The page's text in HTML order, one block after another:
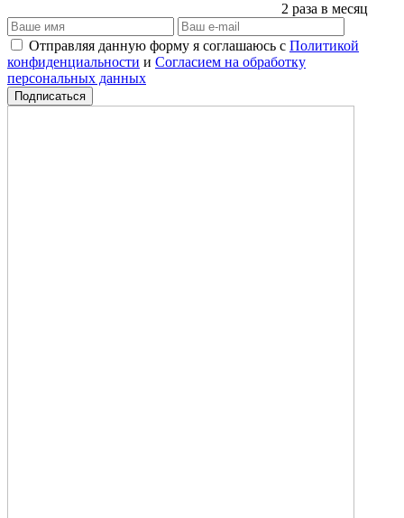
2 раза в месяц
Отправляя данную форму я соглашаюсь с Политикой
конфиденциальности и Согласием на обработку
персональных данных
Подписаться